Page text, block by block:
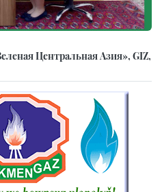
Центральная Азия», GIZ,